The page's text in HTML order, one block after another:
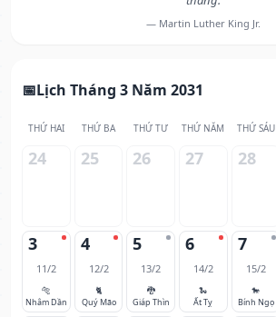
— Martin Luther King Jr.
Lịch Tháng 3 Năm 2031
THỨ HAI THỨ BA THỨ TƯ THỨ NĂM THỨ SÁU
24 25 26 27 28
3
11/2
🐅
Nhâm Dần
4
12/2
🐈
Quý Mão
5
13/2
🐉
Giáp Thìn
6
14/2
🐍
Ất Tỵ
7
15/2
🐎
Bính Ngọ